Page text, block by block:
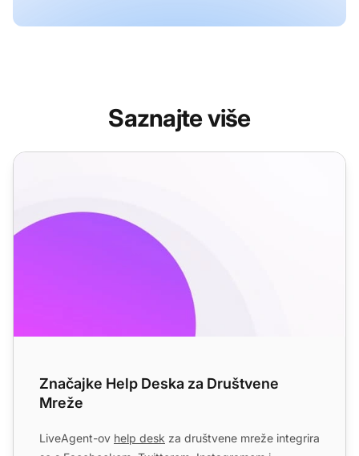
Saznajte više
Značajke Help Deska za Društvene Mreže
Značajke Help Deska za Društvene
Mreže
LiveAgent-ov help desk za društvene mreže integrira